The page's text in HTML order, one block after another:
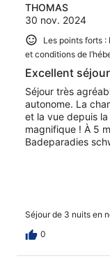
THOMAS
30 nov. 2024
Les points forts
et conditions de
Excellent séjour
Séjour très
autonome. La
et la vue depuis
magnifique ! À 5
Badeparadies
Séjour de 3 nuits en
0